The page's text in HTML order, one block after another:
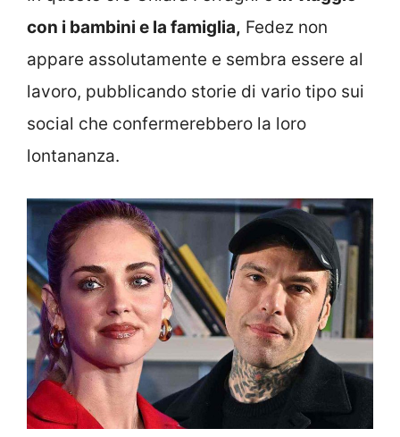
con i bambini e la famiglia, Fedez non
appare assolutamente e sembra essere al
lavoro, pubblicando storie di vario tipo sui
social che confermerebbero la loro
lontananza.